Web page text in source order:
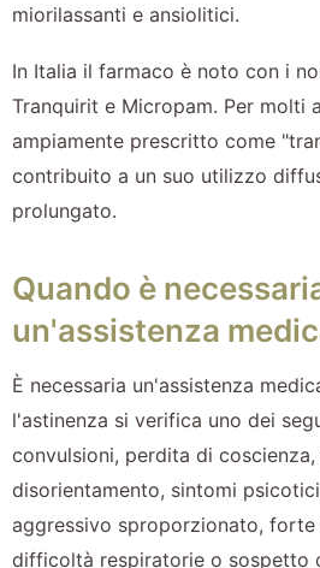
miorilassanti e ansiolitici.
In Italia il farmaco è noto con i
Tranquirit e Micropam. Per molti
ampiamente prescritto come
contribuito a un suo utilizzo
prolungato.
Quando è
un'assistenza
È necessaria un'assistenza
l'astinenza si verifica uno dei
convulsioni, perdita di
disorientamento, sintomi
aggressivo sproporzionato,
difficoltà respiratorie o sospetto